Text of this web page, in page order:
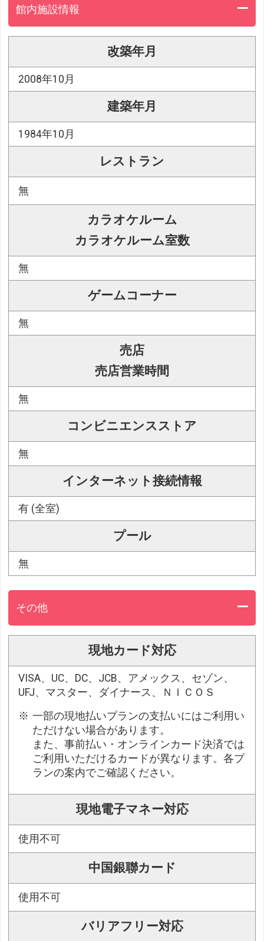
館内施設情報
改築年月
2008年10月
建築年月
1984年10月
レストラン
無
カラオケルーム
カラオケルーム室数
無
ゲームコーナー
無
売店
売店営業時間
無
コンビニエンスストア
無
インターネット接続情報
有 (全室)
プール
無
その他
現地カード対応
VISA、UC、DC、JCB、アメックス、セゾン、
UFJ、マスター、ダイナース、ＮＩＣＯＳ
一部の現地払いプランの支払いにはご利用い
ただけない場合があります。
また、事前払い・オンラインカード決済では
ご利用いただけるカードが異なります。各プ
ランの案内でご確認ください。
現地電子マネー対応
使用不可
中国銀聯カード
使用不可
バリアフリー対応